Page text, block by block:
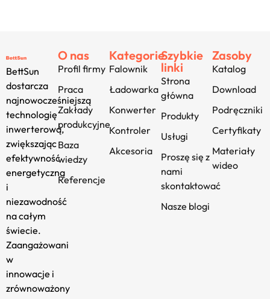
BettSun
dostarcza
najnowocześniejszą
technologię
inwerterową,
zwiększając
efektywność
energetyczną
i
niezawodność
na całym
świecie.
Zaangażowani
w
innowacje i
zrównoważony
O nas
Profil firmy
Praca
Zakłady
produkcyjne
Baza
wiedzy
Referencje
Kategorie
Falownik
Ładowarka
Konwerter
Kontroler
Akcesoria
Szybkie
linki
Strona
główna
Produkty
Usługi
Proszę się z
nami
skontaktować
Nasze blogi
Zasoby
Katalog
Download
Podręczniki
Certyfikaty
Materiały
wideo